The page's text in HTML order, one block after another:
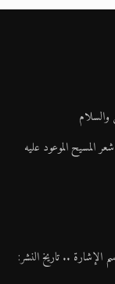
عليه السلام ..«3» نظرة في شعر المسيح الموعود عليه
السلام.. 2 إشارةٌ إلى اسم الإشارة .. تاريخ النشر: